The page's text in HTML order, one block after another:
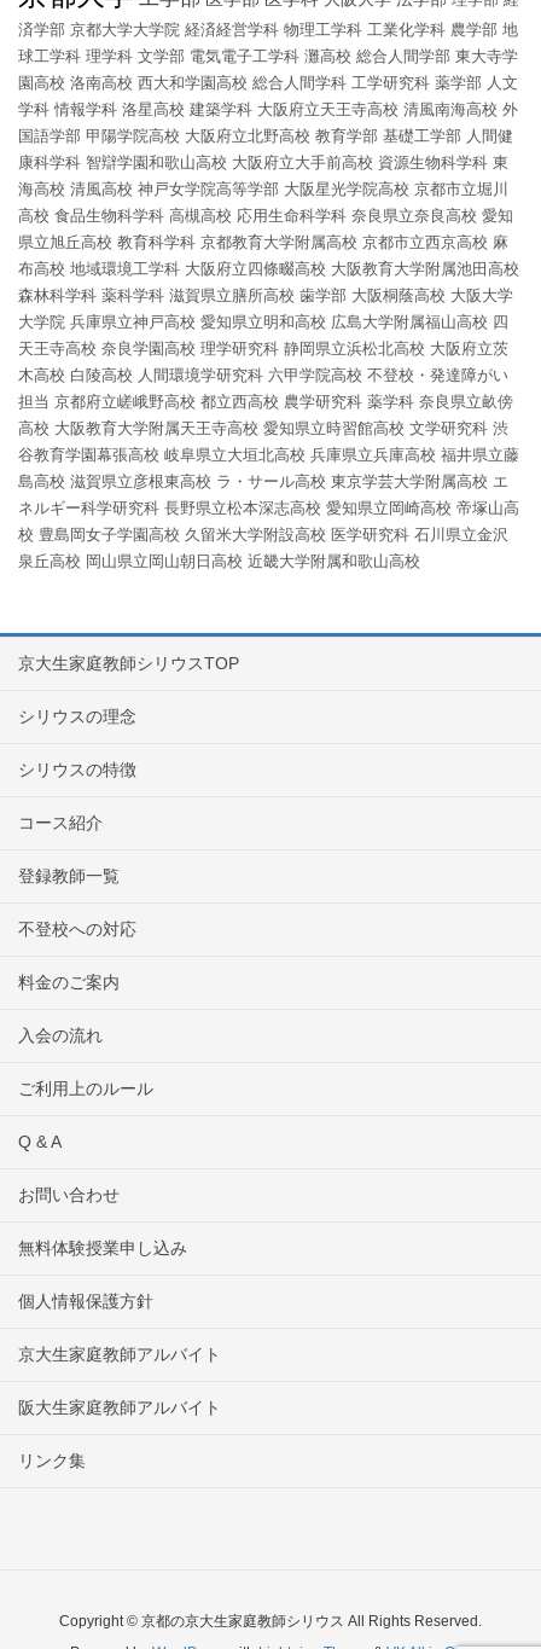
済学部 京都大学大学院 経済経営学科 物理工学科 工業化学科 農学部 地
球工学科 理学科 文学部 電気電子工学科 灘高校 総合人間学部 東大寺学
園高校 洛南高校 西大和学園高校 総合人間学科 工学研究科 薬学部 人文
学科 情報学科 洛星高校 建築学科 大阪府立天王寺高校 清風南海高校 外
国語学部 甲陽学院高校 大阪府立北野高校 教育学部 基礎工学部 人間健
康科学科 智辯学園和歌山高校 大阪府立大手前高校 資源生物科学科 東
海高校 清風高校 神戸女学院高等学部 大阪星光学院高校 京都市立堀川
高校 食品生物科学科 高槻高校 応用生命科学科 奈良県立奈良高校 愛知
県立旭丘高校 教育科学科 京都教育大学附属高校 京都市立西京高校 麻
布高校 地域環境工学科 大阪府立四條畷高校 大阪教育大学附属池田高校
森林科学科 薬科学科 滋賀県立膳所高校 歯学部 大阪桐蔭高校 大阪大学
大学院 兵庫県立神戸高校 愛知県立明和高校 広島大学附属福山高校 四
天王寺高校 奈良学園高校 理学研究科 静岡県立浜松北高校 大阪府立茨
木高校 白陵高校 人間環境学研究科 六甲学院高校 不登校・発達障がい
担当 京都府立嵯峨野高校 都立西高校 農学研究科 薬学科 奈良県立畝傍
高校 大阪教育大学附属天王寺高校 愛知県立時習館高校 文学研究科 渋
谷教育学園幕張高校 岐阜県立大垣北高校 兵庫県立兵庫高校 福井県立藤
島高校 滋賀県立彦根東高校 ラ・サール高校 東京学芸大学附属高校 エ
ネルギー科学研究科 長野県立松本深志高校 愛知県立岡崎高校 帝塚山高
校 豊島岡女子学園高校 久留米大学附設高校 医学研究科 石川県立金沢
泉丘高校 岡山県立岡山朝日高校 近畿大学附属和歌山高校
京大生家庭教師シリウスTOP
シリウスの理念
シリウスの特徴
コース紹介
登録教師一覧
不登校への対応
料金のご案内
入会の流れ
ご利用上のルール
Q & A
お問い合わせ
無料体験授業申し込み
個人情報保護方針
京大生家庭教師アルバイト
阪大生家庭教師アルバイト
リンク集
Copyright © 京都の京大生家庭教師シリウス All Rights Reserved.